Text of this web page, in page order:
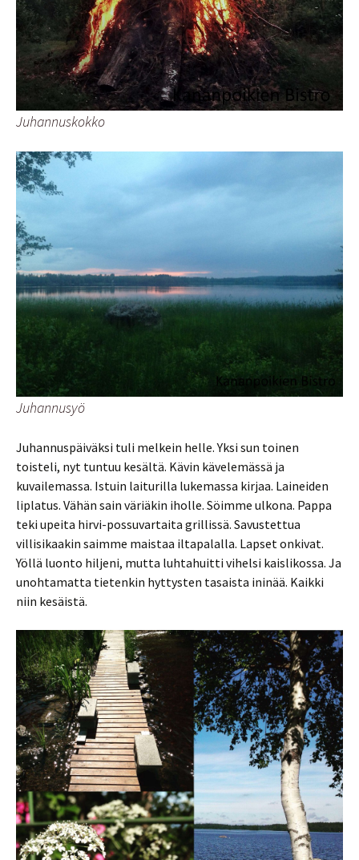
Juhannuskokko
Juhannusyö
Juhannuspäiväksi tuli melkein helle. Yksi sun toinen
toisteli, nyt tuntuu kesältä. Kävin kävelemässä ja
kuvailemassa. Istuin laiturilla lukemassa kirjaa. Laineiden
liplatus. Vähän sain väriäkin iholle. Söimme ulkona. Pappa
teki upeita hirvi-possuvartaita grillissä. Savustettua
villisikaakin saimme maistaa iltapalalla. Lapset onkivat.
Yöllä luonto hiljeni, mutta luhtahuitti vihelsi kaislikossa. Ja
unohtamatta tietenkin hyttysten tasaista ininää. Kaikki
niin kesäistä.